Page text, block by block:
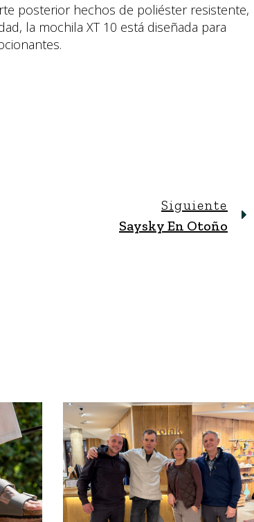
posterior hechos de poliéster resistente,
la mochila XT 10 está diseñada para
Siguiente
Saysky En Otoño